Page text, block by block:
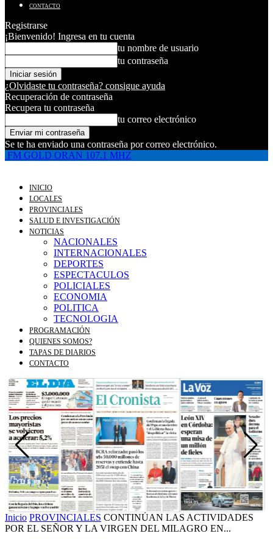
CONTACTO
Registrarse
¡Bienvenido! Ingresa en tu cuenta
tu nombre de usuario
tu contraseña
¿Olvidaste tu contraseña? consigue ayuda
Recuperación de contraseña
Recupera tu contraseña
tu correo electrónico
Se te ha enviado una contraseña por correo electrónico.
FM GOLD ORAN 107.1 MHZ
INICIO
LOCALES
PROVINCIALES
SALUD E INVESTIGACIÓN
NOTICIAS
NACIONALES
INTERNACIONALES
DEPORTES
ESPECTACULOS
POLICIALES
ECONOMIA
POLITICA
TECNOLOGIA
PROGRAMACIÓN
QUIENES SOMOS?
TAPAS DE DIARIOS
CONTACTO
Inicio PROVINCIALES CONTINÚAN LAS ACTIVIDADES
POR EL SEÑOR Y LA VIRGEN DEL MILAGRO EN...